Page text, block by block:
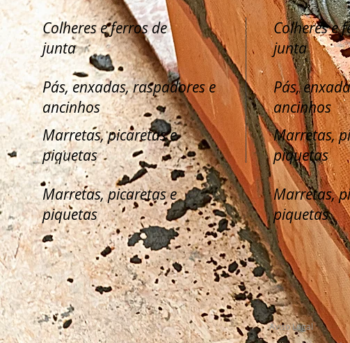
Colheres e ferros de
junta
Colheres e
junta
Pás, enxadas, raspadores e
ancinhos
Pás,
ancinhos
Marretas, picaretas e
piquetas
Marretas,
piquetas
Marretas, picaretas e
piquetas
Marretas,
piquetas
Aviso Legal